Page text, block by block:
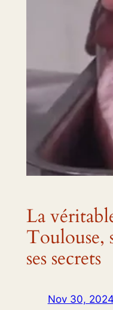
La
Toulouse,
ses secrets
Nov 30, 2024